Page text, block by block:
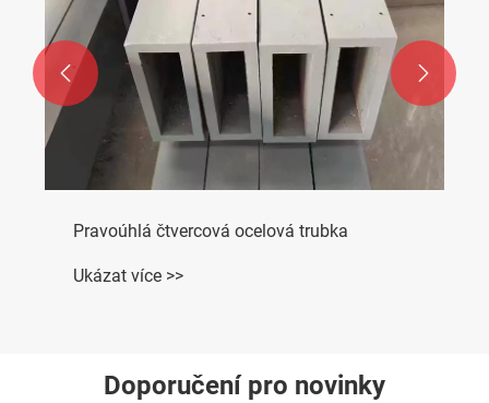
 
Doporučení pro novinky